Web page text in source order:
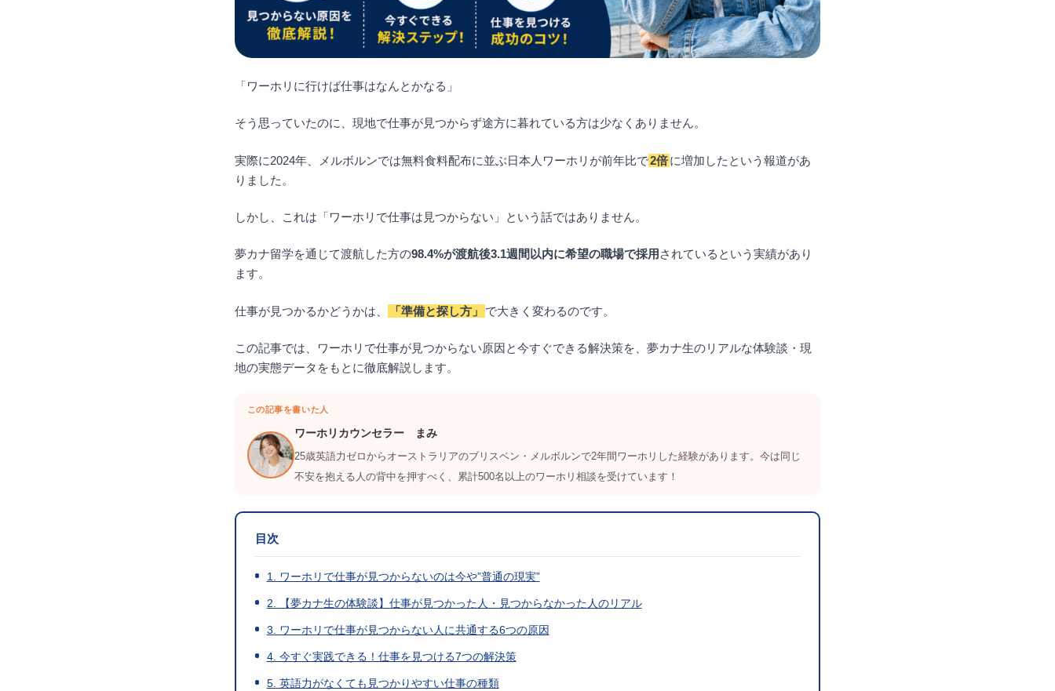
「ワーホリに行けば仕事はなんとかなる」
そう思っていたのに、現地で仕事が見つからず途方に暮れている方は少なくありません。
実際に2024年、メルボルンでは無料食料配布に並ぶ日本人ワーホリが前年比で2倍に増加したという報道があ
りました。
しかし、これは「ワーホリで仕事は見つからない」という話ではありません。
夢カナ留学を通じて渡航した方の98.4%が渡航後3.1週間以内に希望の職場で採用 されているという実績があり
ます。
仕事が見つかるかどうかは、 「準備と探し方」 で大きく変わるのです。
この記事では、ワーホリで仕事が見つからない原因と今すぐできる解決策を、夢カナ生のリアルな体験談・現
地の実態データをもとに徹底解説します。
この記事を書いた人
ワーホリカウンセラー まみ
25歳英語力ゼロからオーストラリアのブリスベン・メルボルンで2年間ワーホリした経験があります。今は同じ
不安を抱える人の背中を押すべく、累計500名以上のワーホリ相談を受けています！
目次
1. ワーホリで仕事が見つからないのは今や”普通の現実”
2. 【夢カナ生の体験談】仕事が見つかった人・見つからなかった人のリアル
3. ワーホリで仕事が見つからない人に共通する6つの原因
4. 今すぐ実践できる！仕事を見つける7つの解決策
5. 英語力がなくても見つかりやすい仕事の種類